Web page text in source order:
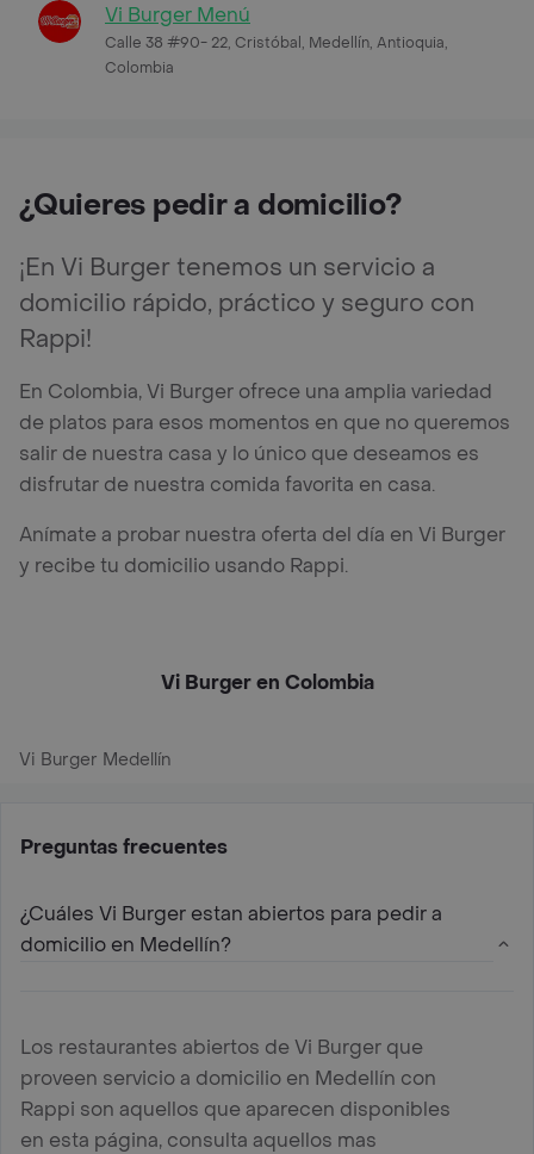
Vi Burger Menú
Calle 38 #90- 22, Cristóbal, Medellín, Antioquia,
Colombia
¿Quieres pedir a domicilio?
¡En Vi Burger tenemos un servicio a
domicilio rápido, práctico y seguro con
Rappi!
En Colombia, Vi Burger ofrece una amplia variedad
de platos para esos momentos en que no queremos
salir de nuestra casa y lo único que deseamos es
disfrutar de nuestra comida favorita en casa.
Anímate a probar nuestra oferta del día en Vi Burger
y recibe tu domicilio usando Rappi.
Vi Burger en Colombia
Vi Burger Medellín
Preguntas frecuentes
¿Cuáles Vi Burger estan abiertos para pedir a
domicilio en Medellín?
Los restaurantes abiertos de Vi Burger que
proveen servicio a domicilio en Medellín con
Rappi son aquellos que aparecen disponibles
en esta página, consulta aquellos mas